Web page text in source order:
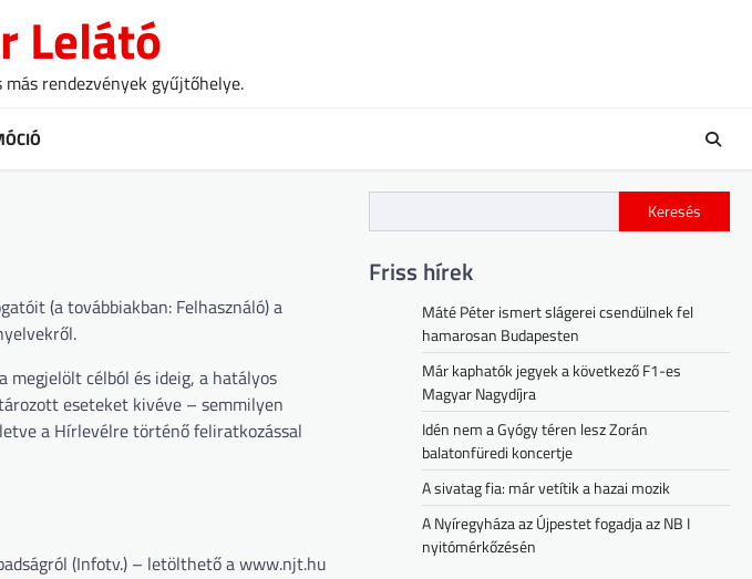
Lelátó
rendezvények gyűjtőhelye.
(a továbbiakban: Felhasználó) a
célból és ideig, a hatályos
eseteket kivéve – semmilyen
a Hírlevélre történő feliratkozással
(Infotv.) – letölthető a www.njt.hu
Keresés
Friss hírek
Máté Péter ismert slágerei csendülnek fel
hamarosan Budapesten
Már kaphatók jegyek a következő F1-es
Magyar Nagydíjra
Idén nem a Gyógy téren lesz Zorán
balatonfüredi koncertje
A sivatag fia: már vetítik a hazai mozik
A Nyíregyháza az Újpestet fogadja az NB I
nyitómérkőzésén